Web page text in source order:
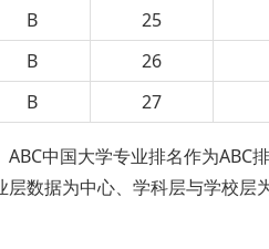
B 25
B
26
B
27
ABC中国大学专业排名作为ABC
层数据为中心、学科层与学校层